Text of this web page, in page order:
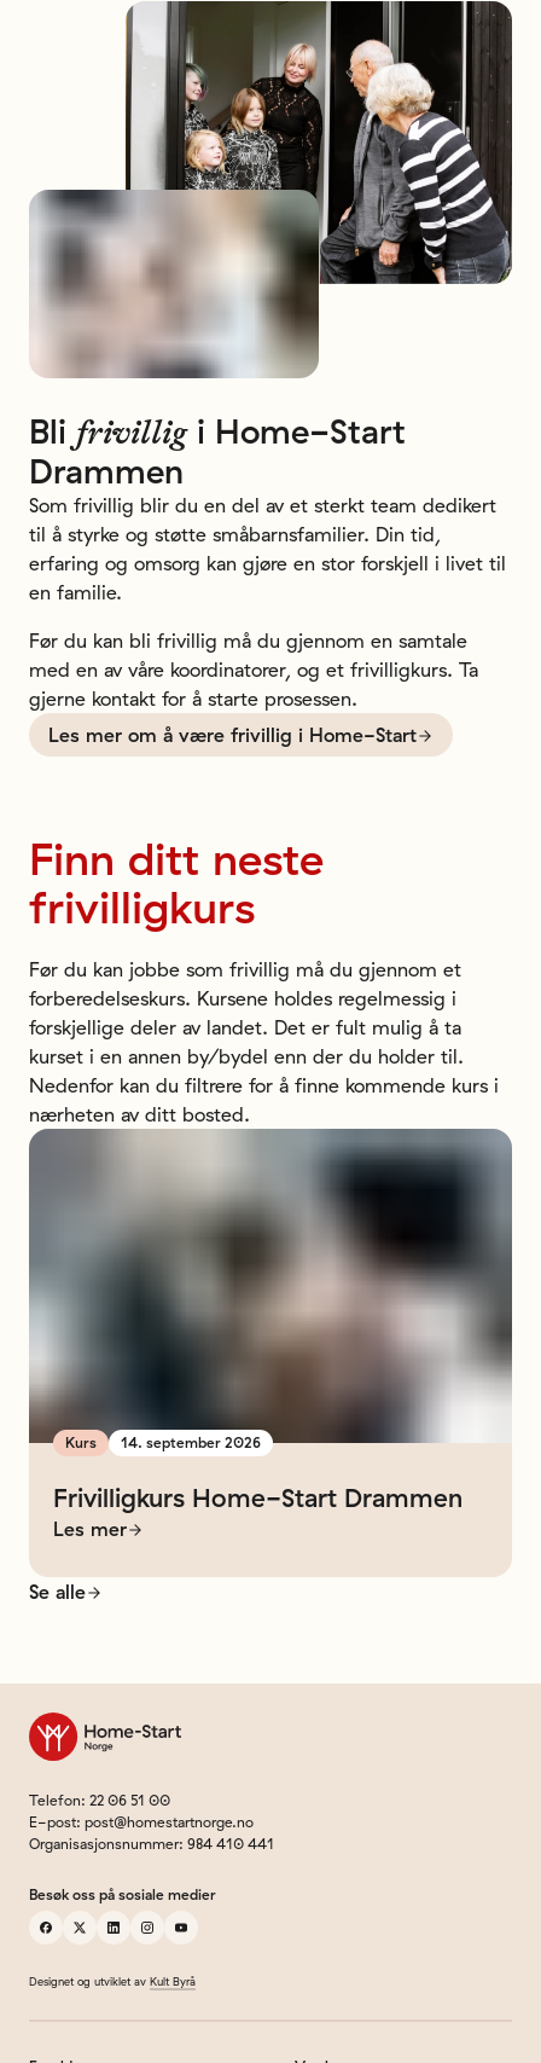
Bli frivillig i Home-Start
Drammen
Som frivillig blir du en del av et sterkt team dedikert
til å styrke og støtte småbarnsfamilier. Din tid,
erfaring og omsorg kan gjøre en stor forskjell i livet til
en familie.
Før du kan bli frivillig må du gjennom en samtale
med en av våre koordinatorer, og et frivilligkurs. Ta
gjerne kontakt for å starte prosessen.
Les mer om å være frivillig i Home-Start
Finn ditt neste
frivilligkurs
Før du kan jobbe som frivillig må du gjennom et
forberedelseskurs. Kursene holdes regelmessig i
forskjellige deler av landet. Det er fult mulig å ta
kurset i en annen by/bydel enn der du holder til.
Nedenfor kan du filtrere for å finne kommende kurs i
nærheten av ditt bosted.
Kurs 14. september 2026
Frivilligkurs Home-Start Drammen
Les mer
Se alle
Til forsiden
Telefon: 22 06 51 00
E-post: post@homestartnorge.no
Organisasjonsnummer: 984 410 441
Besøk oss på sosiale medier
facebook
x linkedininstagramyoutube
Designet og utviklet av Kult Byrå